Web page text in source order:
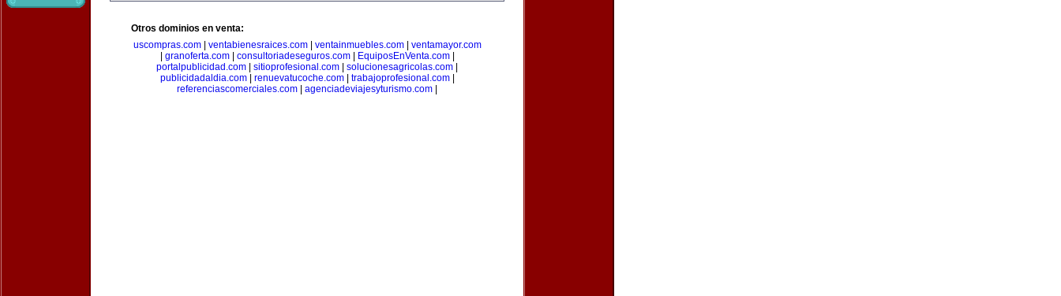
Otros dominios en venta:
uscompras.com| ventabienesraices.com| ventainmuebles.com| ventamayor.com
granoferta.com| consultoriadeseguros.com| EquiposEnVenta.com|
portalpublicidad.com
sitioprofesional.com solucionesagricolas.com
publicidadaldia.com| renuevatucoche.com| trabajoprofesional.com|
referenciascomerciales.com
agenciadeviajesyturismo.com